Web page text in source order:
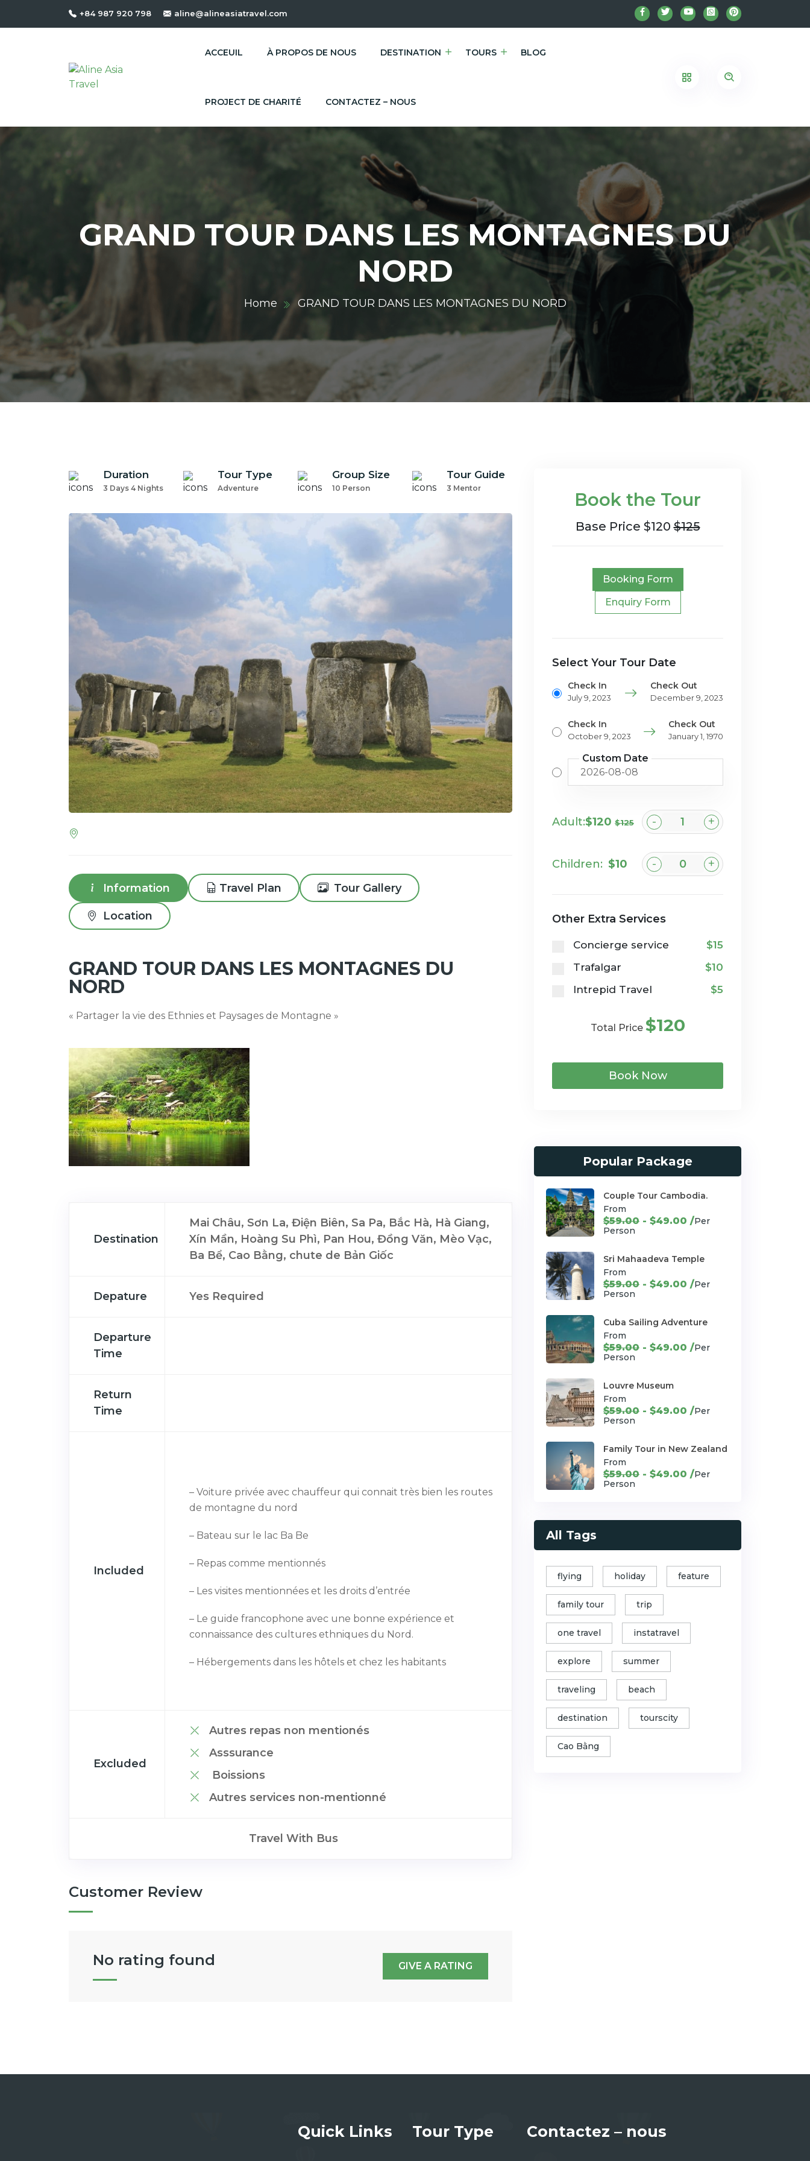
+84 987 920 798 aline@alineasiatravel.com
ACCEUIL À PROPOS DE NOUS DESTINATION TOURS BLOG
PROJECT DE CHARITÉ CONTACTEZ – NOUS
GRAND TOUR DANS LES MONTAGNES DU
NORD
Home GRAND TOUR DANS LES MONTAGNES DU NORD
Duration
3 Days 4 Nights
Tour Type
Adventure
Group Size
10 Person
Tour Guide
3 Mentor
Information Travel Plan Tour Gallery
Location
GRAND TOUR DANS LES MONTAGNES DU
NORD
« Partager la vie des Ethnies et Paysages de Montagne »
Destination
Mai Châu, Sơn La, Điện Biên, Sa Pa, Bắc Hà, Hà Giang,
Xín Mần, Hoàng Su Phì, Pan Hou, Đồng Văn, Mèo Vạc,
Ba Bể, Cao Bằng, chute de Bản Giốc
Depature Yes Required
Departure
Time
Return
Time
Included
– Voiture privée avec chauffeur qui connait très bien les routes
de montagne du nord
– Bateau sur le lac Ba Be
– Repas comme mentionnés
– Les visites mentionnées et les droits d’entrée
– Le guide francophone avec une bonne expérience et
connaissance des cultures ethniques du Nord.
– Hébergements dans les hôtels et chez les habitants
Excluded
Autres repas non mentionés
Asssurance
Boissions
Autres services non-mentionné
Travel With Bus
Customer Review
No rating found GIVE A RATING
Book the Tour
Base Price $120$125
Booking Form
Enquiry Form
Select Your Tour Date
Check In
July 9, 2023
Check Out
December 9, 2023
Check In
October 9, 2023
Check Out
January 1, 1970
Custom Date
Adult:$120 $125 - +
Children: $10 - +
Other Extra Services
Concierge service
$15
Trafalgar
$10
Intrepid Travel
$5
Total Price $120
Book Now
Popular Package
Couple Tour Cambodia.
From
$59.00 - $49.00 /Per
Person
Sri Mahaadeva Temple
From
$59.00 - $49.00 /Per
Person
Cuba Sailing Adventure
From
$59.00 - $49.00 /Per
Person
Louvre Museum
From
$59.00 - $49.00 /Per
Person
Family Tour in New Zealand
From
$59.00 - $49.00 /Per
Person
All Tags
flying holiday feature
family tour trip
one travel instatravel
explore summer
traveling beach
destination tourscity
Cao Bằng
Quick Links Tour Type Contactez – nous